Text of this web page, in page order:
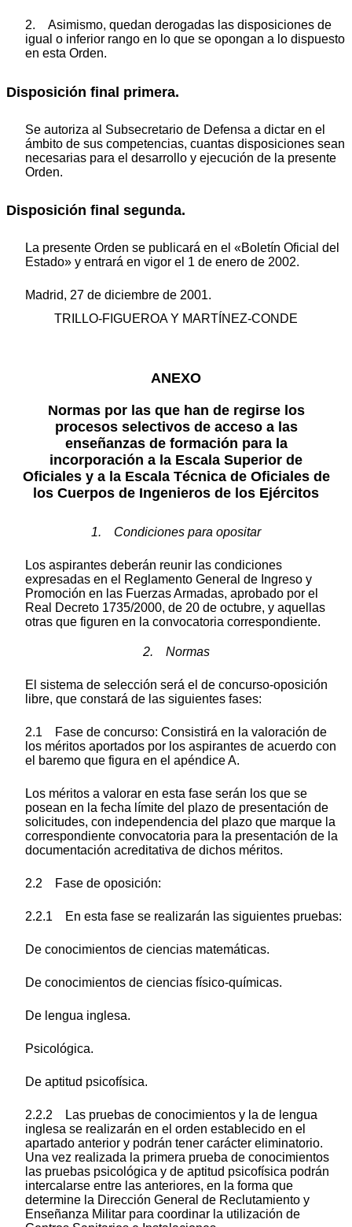
2. Asimismo, quedan derogadas las disposiciones de
igual o inferior rango en lo que se opongan a lo dispuesto
en esta Orden.
Disposición final primera.
Se autoriza al Subsecretario de Defensa a dictar en el
ámbito de sus competencias, cuantas disposiciones sean
necesarias para el desarrollo y ejecución de la presente
Orden.
Disposición final segunda.
La presente Orden se publicará en el «Boletín Oficial del
Estado» y entrará en vigor el 1 de enero de 2002.
Madrid, 27 de diciembre de 2001.
TRILLO-FIGUEROA Y MARTÍNEZ-CONDE
ANEXO
Normas por las que han de regirse los
procesos selectivos de acceso a las
enseñanzas de formación para la
incorporación a la Escala Superior de
Oficiales y a la Escala Técnica de Oficiales de
los Cuerpos de Ingenieros de los Ejércitos
1. Condiciones para opositar
Los aspirantes deberán reunir las condiciones
expresadas en el Reglamento General de Ingreso y
Promoción en las Fuerzas Armadas, aprobado por el
Real Decreto 1735/2000, de 20 de octubre, y aquellas
otras que figuren en la convocatoria correspondiente.
2. Normas
El sistema de selección será el de concurso-oposición
libre, que constará de las siguientes fases:
2.1 Fase de concurso: Consistirá en la valoración de
los méritos aportados por los aspirantes de acuerdo con
el baremo que figura en el apéndice A.
Los méritos a valorar en esta fase serán los que se
posean en la fecha límite del plazo de presentación de
solicitudes, con independencia del plazo que marque la
correspondiente convocatoria para la presentación de la
documentación acreditativa de dichos méritos.
2.2 Fase de oposición:
2.2.1 En esta fase se realizarán las siguientes pruebas:
De conocimientos de ciencias matemáticas.
De conocimientos de ciencias físico-químicas.
De lengua inglesa.
Psicológica.
De aptitud psicofísica.
2.2.2 Las pruebas de conocimientos y la de lengua
inglesa se realizarán en el orden establecido en el
apartado anterior y podrán tener carácter eliminatorio.
Una vez realizada la primera prueba de conocimientos
las pruebas psicológica y de aptitud psicofísica podrán
intercalarse entre las anteriores, en la forma que
determine la Dirección General de Reclutamiento y
Enseñanza Militar para coordinar la utilización de